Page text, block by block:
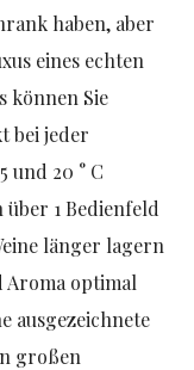
haben, aber
eines echten
können Sie
bei jeder
und 20 ° C
1 Bedienfeld
länger lagern
Aroma optimal
ausgezeichnete
großen